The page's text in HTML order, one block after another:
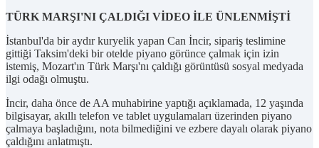
TÜRK MARŞI'NI ÇALDIĞI VİDEO İLE ÜNLENMİŞTİ
İstanbul'da bir aydır kuryelik yapan Can İncir, sipariş teslimine
gittiği Taksim'deki bir otelde piyano görünce çalmak için izin
istemiş, Mozart'ın Türk Marşı'nı çaldığı görüntüsü sosyal medyada
ilgi odağı olmuştu.
İncir, daha önce de AA muhabirine yaptığı açıklamada, 12 yaşında
bilgisayar, akıllı telefon ve tablet uygulamaları üzerinden piyano
çalmaya başladığını, nota bilmediğini ve ezbere dayalı olarak piyano
çaldığını anlatmıştı.